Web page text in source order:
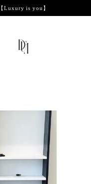
【Luxury is you】